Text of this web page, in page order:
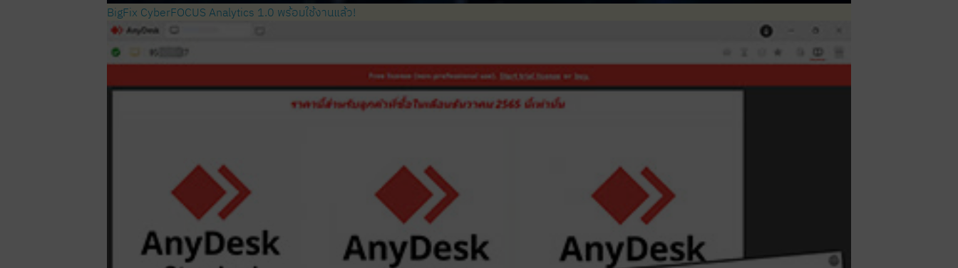
BigFix CyberFOCUS Analytics 1.0 พร้อมใช้งานแล้ว!